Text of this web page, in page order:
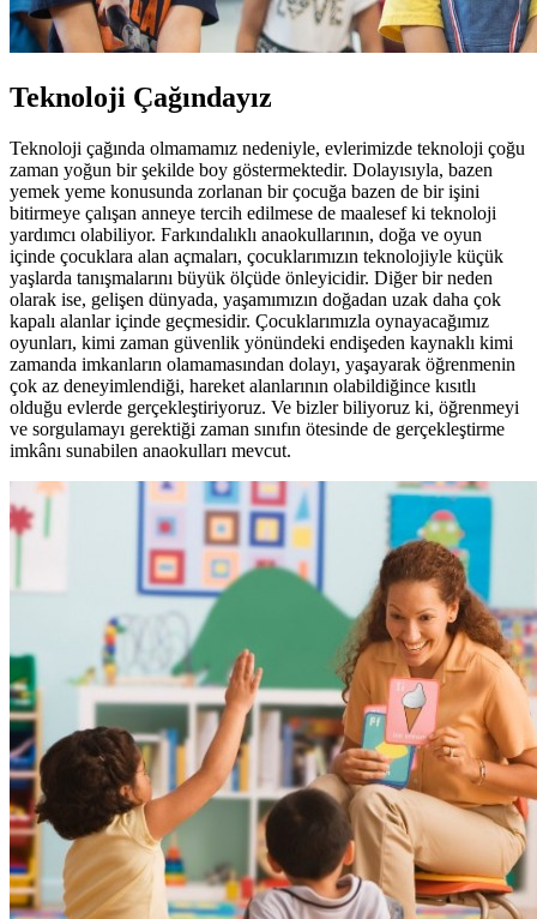
Teknoloji Çağındayız
Teknoloji çağında olmamamız nedeniyle, evlerimizde teknoloji çoğu
zaman yoğun bir şekilde boy göstermektedir. Dolayısıyla, bazen
yemek yeme konusunda zorlanan bir çocuğa bazen de bir işini
bitirmeye çalışan anneye tercih edilmese de maalesef ki teknoloji
yardımcı olabiliyor. Farkındalıklı anaokullarının, doğa ve oyun
içinde çocuklara alan açmaları, çocuklarımızın teknolojiyle küçük
yaşlarda tanışmalarını büyük ölçüde önleyicidir. Diğer bir neden
olarak ise, gelişen dünyada, yaşamımızın doğadan uzak daha çok
kapalı alanlar içinde geçmesidir. Çocuklarımızla oynayacağımız
oyunları, kimi zaman güvenlik yönündeki endişeden kaynaklı kimi
zamanda imkanların olamamasından dolayı, yaşayarak öğrenmenin
çok az deneyimlendiği, hareket alanlarının olabildiğince kısıtlı
olduğu evlerde gerçekleştiriyoruz. Ve bizler biliyoruz ki, öğrenmeyi
ve sorgulamayı gerektiği zaman sınıfın ötesinde de gerçekleştirme
imkânı sunabilen anaokulları mevcut.